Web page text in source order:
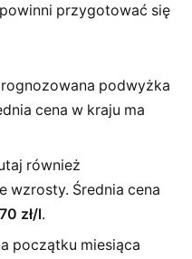
przygotować się
podwyżka
cena w kraju ma
również
wzrosty. Średnia cena
zł/l.
początku miesiąca